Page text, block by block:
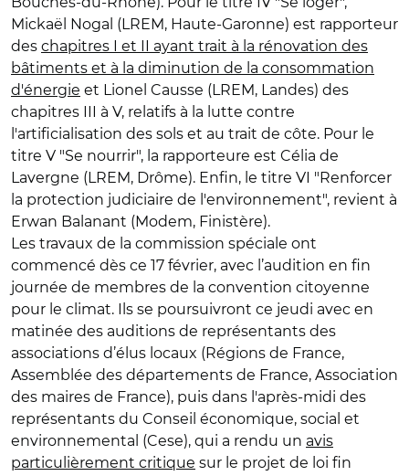
Mickaël Nogal (LREM, Haute-Garonne) est rapporteur
des chapitres I et II ayant trait à la rénovation des
bâtiments et à la diminution de la consommation
d'énergie et Lionel Causse (LREM, Landes) des
chapitres III à V, relatifs à la lutte contre
l'artificialisation des sols et au trait de côte. Pour le
titre V "Se nourrir", la rapporteure est Célia de
Lavergne (LREM, Drôme). Enfin, le titre VI "Renforcer
la protection judiciaire de l'environnement", revient à
Erwan Balanant (Modem, Finistère).
Les travaux de la commission spéciale ont
commencé dès ce 17 février, avec l’audition en fin
journée de membres de la convention citoyenne
pour le climat. Ils se poursuivront ce jeudi avec en
matinée des auditions de représentants des
associations d’élus locaux (Régions de France,
Assemblée des départements de France, Association
des maires de France), puis dans l'après-midi des
représentants du Conseil économique, social et
environnemental (Cese), qui a rendu un avis
particulièrement critique sur le projet de loi fin